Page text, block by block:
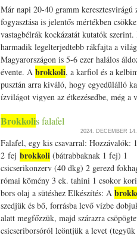
cikkejekre, mosd meg és vágd
szedd rózsáira és mosd meg. Egy
oda a ghít, majd ha felmelegedett tedd
köményt, édesköményt. Amikor picit
hozzá a koriandert és a gyömbért. Add
répákat és abrokkolit, majd tegyél
vizet ás párold pár percig, amíg a répa
puhulni. Majd tedd hozzá az
együtt, amíg a zöldségek puhák lesznek
roppanósak maradnak. H a szükséges
tehetsz még hozzá, hogy a
add hozzá a petrezselymet , sót, borsot és
össze. Szedd ki tányérra a zöldséget és
locsold meg olívaolajjal és tálalhatod
szeretnél az Egészséges és tudatos
többet tudni, szeretettel várlak
táplálkozás és főzőtanfolyamomra.
www.eljharmoniaban.hu/­­tudatos-
étvágyat kívánok:) szeretettel: KAti
Már napi 20-40 gramm keresztesvirágú
fogyasztása is jelentős mértékben
vastagbélrák kockázatát kutatók szerint.
harmadik legelterjedtebb rákfajta a
Magyarországon is 5-6 ezer halálos
évente. A brokkoli, a karfiol és a
pusztán arra kiváló, hogy egyedülálló
ízvilágot vigyen az étkezésedbe, még a
kockázata bizonyos ételek fogyasztásával
Brokkolis falafel
2024. DECEMBER 14.
Falafel, egy kis csavarral: Hozzávalók:
2 fej brokkoli(bátrabbaknak 1 fej) 1
csicserikonzerv (40 dkg) 2 gerezd
római kömény 3 ek. tahini 1 csokor
bors olaj a sütéshez Elkészítés: A
szedjük és bő, forrásba levő vízbe
alatt megfőzzük, majd szárazra
csicseriborsóról leöntjük a levet